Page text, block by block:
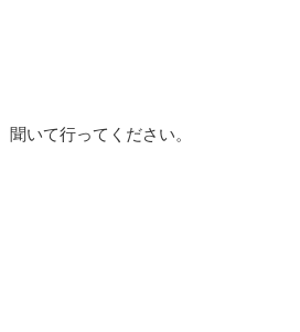
聞いて行ってください。